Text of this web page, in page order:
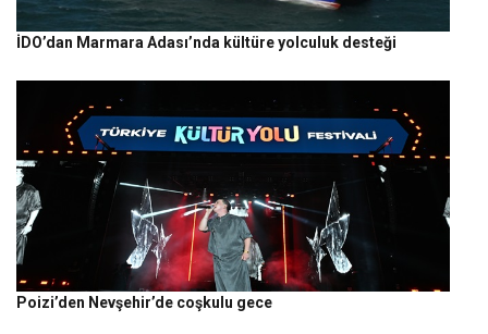
İDO’dan Marmara Adası’nda kültüre yolculuk desteği
Poizi’den Nevşehir’de coşkulu gece